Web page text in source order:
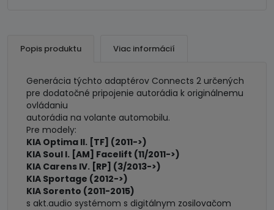
aktívnym
systémom
Popis produktu Viac informácií
Generácia týchto adaptérov Connects 2 určených
pre dodatočné pripojenie autorádia k originálnemu
ovládaniu
autorádia na volante automobilu.
Pre modely:
KIA Optima II. [TF] (2011->)
KIA Soul I. [AM] Facelift (11/2011->)
KIA Carens IV. [RP] (3/2013->)
KIA Sportage (2012->)
KIA Sorento (2011-2015)
s akt.audio systémom s digitálnym zosilovačom